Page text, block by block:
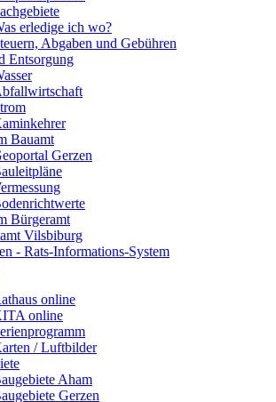
erledige ich wo?
Abgaben und Gebühren
Entsorgung
Bauamt
Gerzen
Bürgeramt
Vilsbiburg
- Rats-Informations-System
online
online
/ Luftbilder
Aham
Gerzen